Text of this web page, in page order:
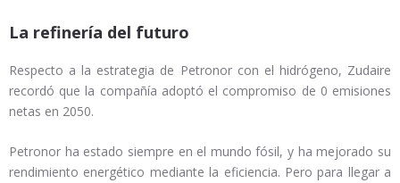
La refinería del futuro
Respecto a la estrategia de Petronor con el hidrógeno, Zudaire
recordó que la compañía adoptó el compromiso de 0 emisiones
netas en 2050.
Petronor ha estado siempre en el mundo fósil, y ha mejorado su
rendimiento energético mediante la eficiencia. Pero para llegar a